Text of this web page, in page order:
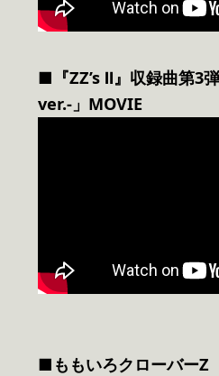
■『ZZ’s Ⅱ』収録曲第3
ver.-」MOVIE
■ももいろクローバー